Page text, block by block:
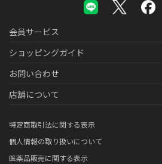
会員サービス
ショッピングガイド
お問い合わせ
店舗について
特定商取引法に関する表示
個人情報の取り扱いについて
医薬品販売に関する表示